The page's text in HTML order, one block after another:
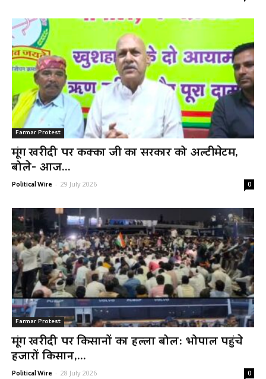
Farmar Protest
मूंग खरीदी पर कक्का जी का सरकार को अल्टीमेटम,
बोले- आज...
Political Wire - 29 July 2026 0
Farmar Protest
मूंग खरीदी पर किसानों का हल्ला बोल: भोपाल पहुंचे
हजारों किसान,...
Political Wire - 28 July 2026 0